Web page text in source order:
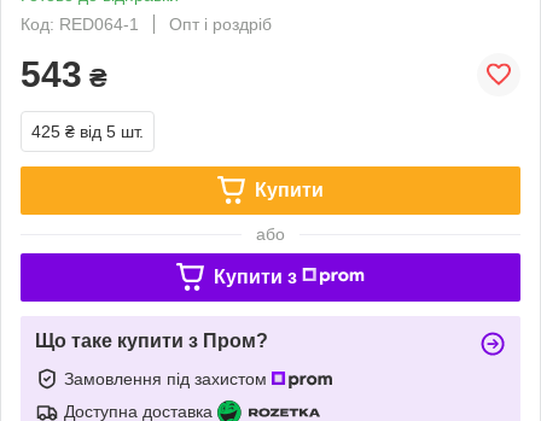
Код: RED064-1
Опт і роздріб
543 ₴
425 ₴ від 5 шт.
Купити
або
Купити з
Що таке купити з Пром?
Замовлення під захистом
Доступна доставка